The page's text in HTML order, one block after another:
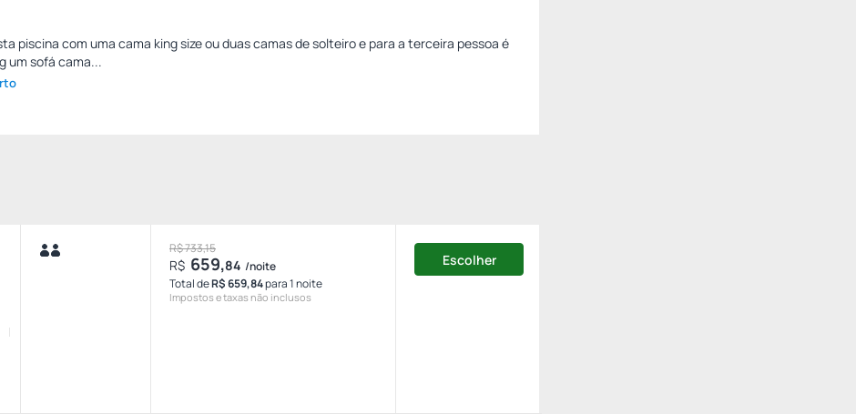
piscina com uma cama king size ou duas camas de solteiro e para a terceira pessoa é
um sofá cama...
R$ 733,15
R$ 659,84 /noite
Total deR$ 659,84para 1 noite
Impostos e taxas não inclusos
Escolher